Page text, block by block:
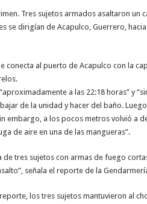
Tres sujetos armados asaltaron un
se dirigían de Acapulco, Guerrero,
conecta al puerto de Acapulco con la
a las 22:18 horas” y
de la unidad y hacer del baño.
embargo, a los pocos metros volvió a
de aire en una de las mangueras”.
tres sujetos con armas de fuego
señala el reporte de la
los tres sujetos mantuvieron al